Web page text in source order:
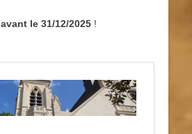
avant le 31/12/2025 !